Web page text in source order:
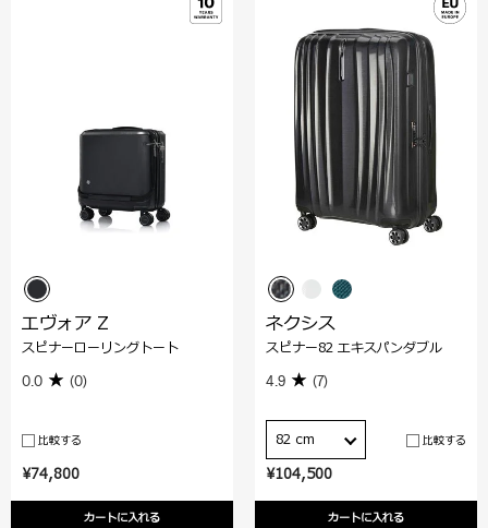
¥74,800
カートに入れる
エヴォア Z
スピナーローリングトート
0.0 (0)
比較する
¥104,500
カートに入れる
ネクシス
スピナー82 エキスパンダブル
4.9 (7)
82 cm 比較する